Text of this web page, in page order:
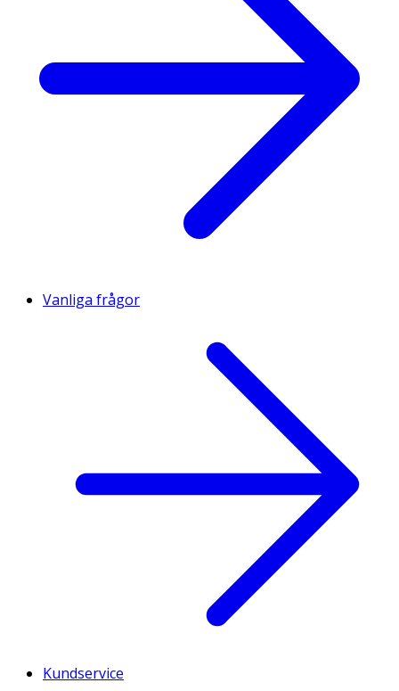
Vanliga frågor
Kundservice